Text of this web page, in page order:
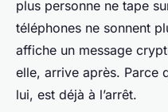
plus personne ne tape
téléphones ne sonnent
affiche un message
elle, arrive après. Parce
lui, est déjà à l’arrêt.